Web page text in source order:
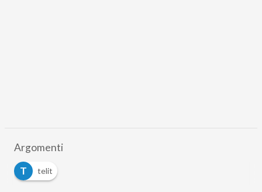
Argomenti
T
telit